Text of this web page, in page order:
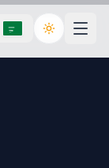
Toggle